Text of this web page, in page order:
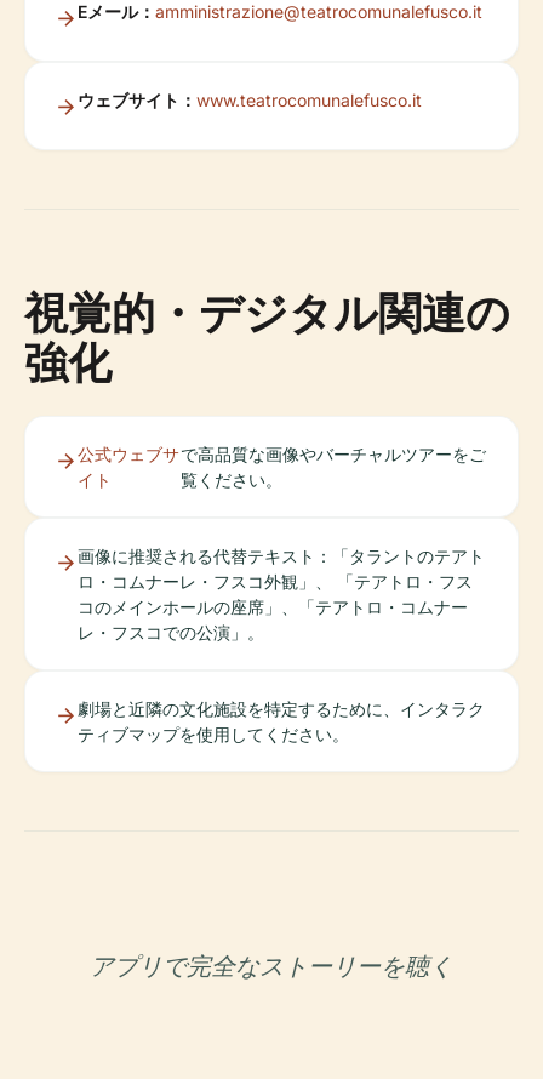
Eメール： amministrazione@teatrocomunalefusco.it
ウェブサイト： www.teatrocomunalefusco.it
視覚的・デジタル関連の
強化
公式ウェブサ
イト
で高品質な画像やバーチャルツアーをご
覧ください。
画像に推奨される代替テキスト：「タラントのテアト
ロ・コムナーレ・フスコ外観」、 「テアトロ・フス
コのメインホールの座席」、「テアトロ・コムナー
レ・フスコでの公演」。
劇場と近隣の文化施設を特定するために、インタラク
ティブマップを使用してください。
アプリで完全なストーリーを聴く